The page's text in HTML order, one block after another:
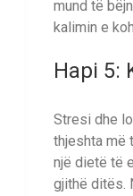
mund të
kalimin e
Hapi 5:
Stresi dhe
thjeshta më
një dietë të
gjithë ditës.